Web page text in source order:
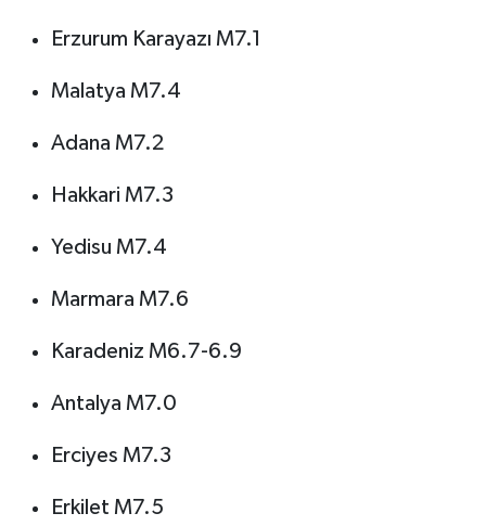
Erzurum Karayazı M7.1
Malatya M7.4
Adana M7.2
Hakkari M7.3
Yedisu M7.4
Marmara M7.6
Karadeniz M6.7-6.9
Antalya M7.0
Erciyes M7.3
Erkilet M7.5